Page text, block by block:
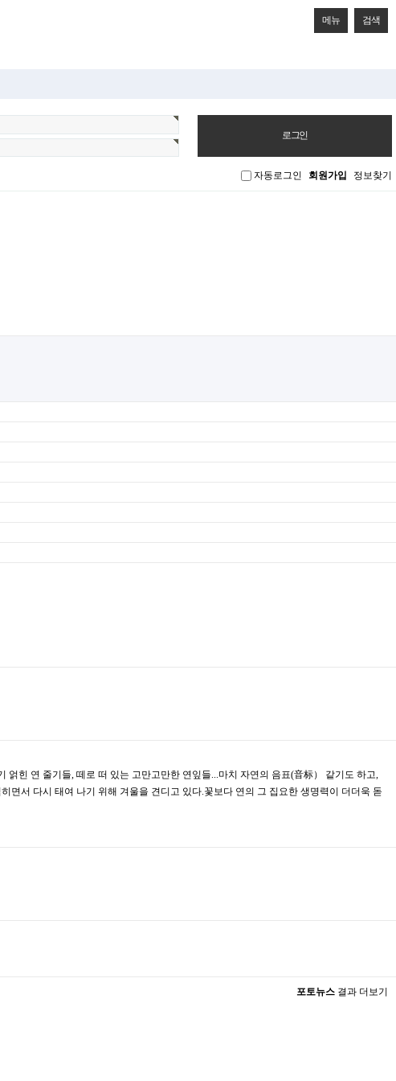
메뉴 검색
자동로그인 회원가입 정보찾기
힌 연 줄기들, 떼로 떠 있는 고만고만한 연잎들...마치 자연의 음표(音标） 같기도 하고,
면서 다시 태여 나기 위해 겨울을 견디고 있다.꽃보다 연의 그 집요한 생명력이 더더욱 돋
포토뉴스 결과 더보기